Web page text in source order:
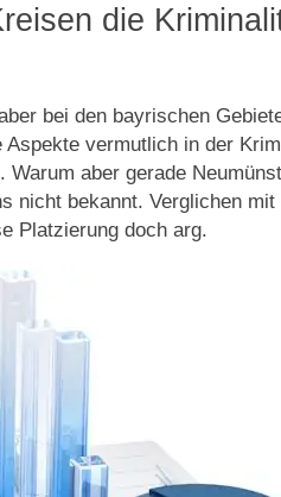
die
bei den bayrischen
vermutlich in der
aber gerade
nicht bekannt. Verglichen
Platzierung doch arg.